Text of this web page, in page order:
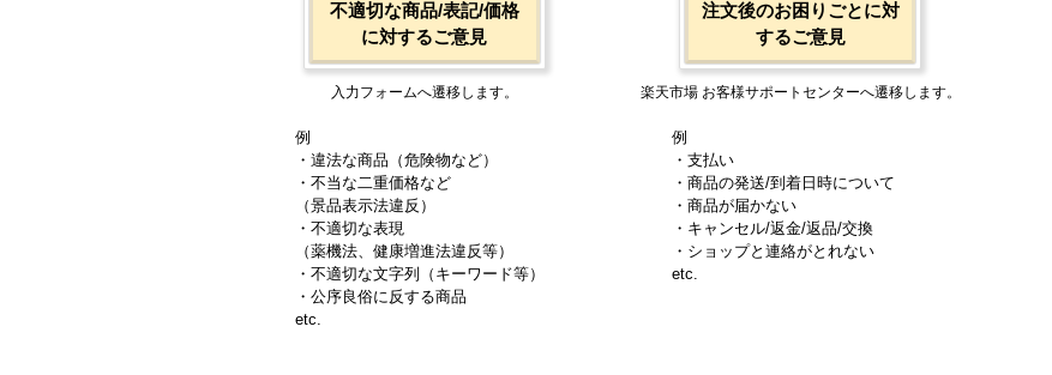
不適切な商品/表記/価格
に対するご意見
入力フォームへ遷移します。
例
・違法な商品（危険物など）
・不当な二重価格など
（景品表示法違反）
・不適切な表現
（薬機法、健康増進法違反等）
・不適切な文字列（キーワード等）
・公序良俗に反する商品
etc.
注文後のお困りごとに対
するご意見
楽天市場 お客様サポートセンターへ遷移します。
例
・支払い
・商品の発送/到着日時について
・商品が届かない
・キャンセル/返金/返品/交換
・ショップと連絡がとれない
etc.